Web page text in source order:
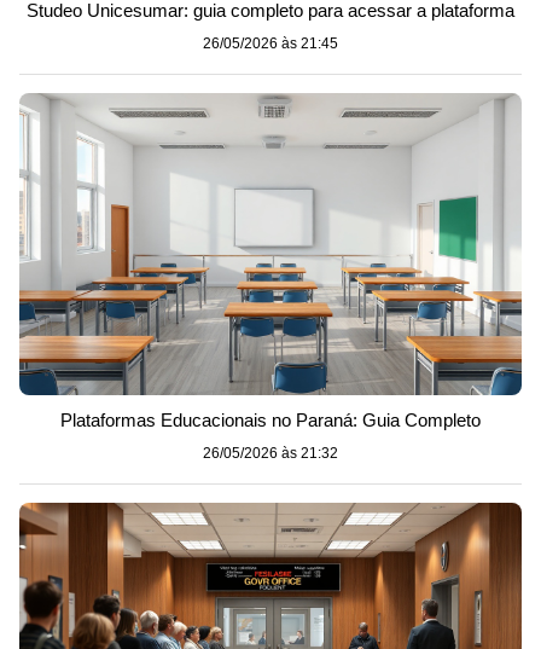
Studeo Unicesumar: guia completo para acessar a plataforma
26/05/2026 às 21:45
Plataformas Educacionais no Paraná: Guia Completo
26/05/2026 às 21:32